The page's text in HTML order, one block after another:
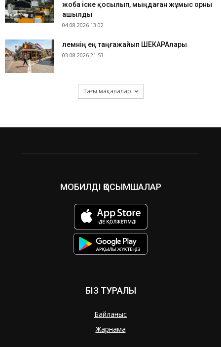
жоба іске қосылып, мыңдаған жұмыс орны
ашылды
04.08.2026 13:02
​Әлемнің ең таңғажайып ШЕКАРАлары
03.08.2026 21:53
Тағы мақалалар
МОБИЛДІ ҚОСЫМШАЛАР
БІЗ ТУРАЛЫ
Байланыс
Жарнама